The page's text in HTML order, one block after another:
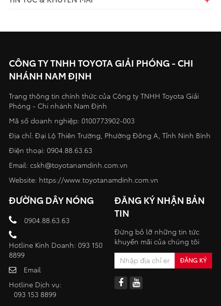
CÔNG TY TNHH TOYOTA GIẢI PHÓNG - CHI
NHÁNH NAM ĐỊNH
Trang thông tin chính thức của Công ty TNHH Toyota Giải
Phóng - Chi nhánh Nam Định
Mã số doanh nghiệp: 0100773902-003
Địa chỉ: Đại Lộ Thiên Trường, Phường Đông A, Tỉnh Ninh Bình
Điện thoại: 0904.88.63.63
Email: cskh@toyotanamdinh.com.vn
Website: https://www.toyotanamdinh.com.vn
ĐƯỜNG DÂY NÓNG
0904.88.63.63
Hotline Kinh Doanh: 093 150
8899
Email
Hotline Dịch vụ:
093 153 8899
ĐĂNG KÝ NHẬN BẢN
TIN
Đừng bỏ lỡ những tin tức
khuyến mãi của chúng tôi